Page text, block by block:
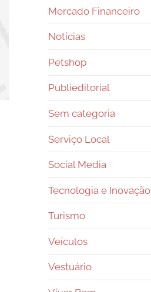
Mercado Financeiro
Notícias
Petshop
Publieditorial
Sem categoria
Serviço Local
Social Media
Tecnologia e Inovação
Turismo
Veículos
Vestuário